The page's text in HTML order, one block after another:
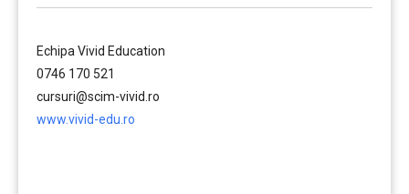
Echipa Vivid Education
0746 170 521
cursuri@scim-vivid.ro
www.vivid-edu.ro